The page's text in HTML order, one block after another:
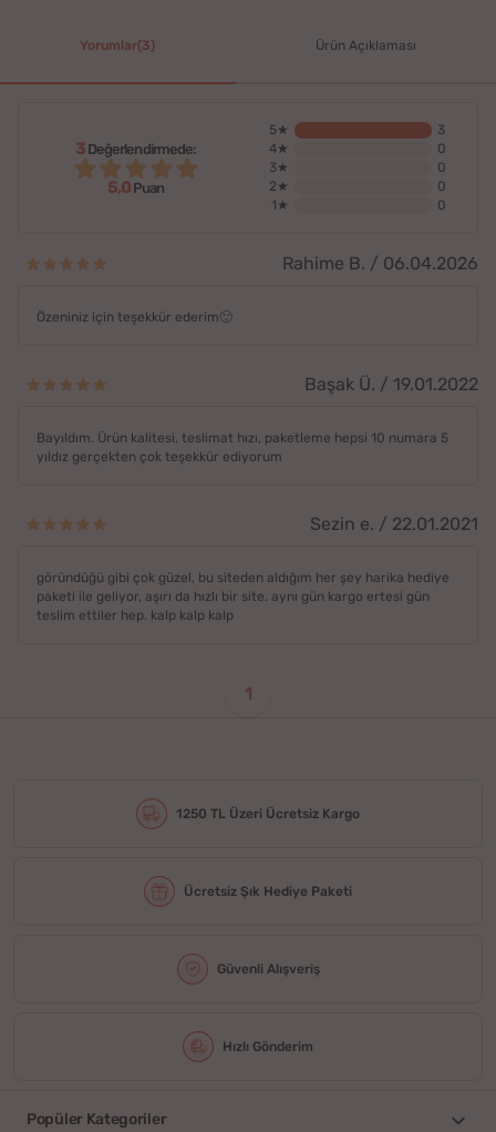
Yorumlar(3) Ürün Açıklaması
3Değerlendirmede:
5,0Puan
5★
3
4★
0
3★
0
2★
0
1★
0
Rahime B. / 06.04.2026
Özeniniz için teşekkür ederim🙂
Başak Ü. / 19.01.2022
Bayıldım. Ürün kalitesi, teslimat hızı, paketleme hepsi 10 numara 5
yıldız gerçekten çok teşekkür ediyorum
Sezin e. / 22.01.2021
göründüğü gibi çok güzel, bu siteden aldığım her şey harika hediye
paketi ile geliyor, aşırı da hızlı bir site. aynı gün kargo ertesi gün
teslim ettiler hep. kalp kalp kalp
1
1250 TL Üzeri Ücretsiz Kargo
Ücretsiz Şık Hediye Paketi
Güvenli Alışveriş
Hızlı Gönderim
Popüler Kategoriler